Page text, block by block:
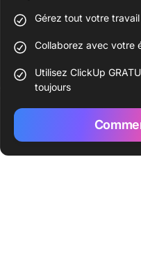
Gérez tout votre
Collaborez avec votre
Utilisez ClickUp
toujours